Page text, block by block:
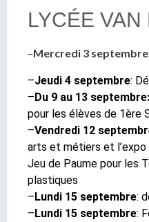
LYCÉE VAN
–Mercredi 3
–Jeudi 4 septembre:
–Du 9 au 13 septembre:
pour les élèves de 1ère
–Vendredi 12
arts et métiers et l’expo
Jeu de Paume pour les
plastiques
–Lundi 15 septembre:
–Lundi 15 septembre: